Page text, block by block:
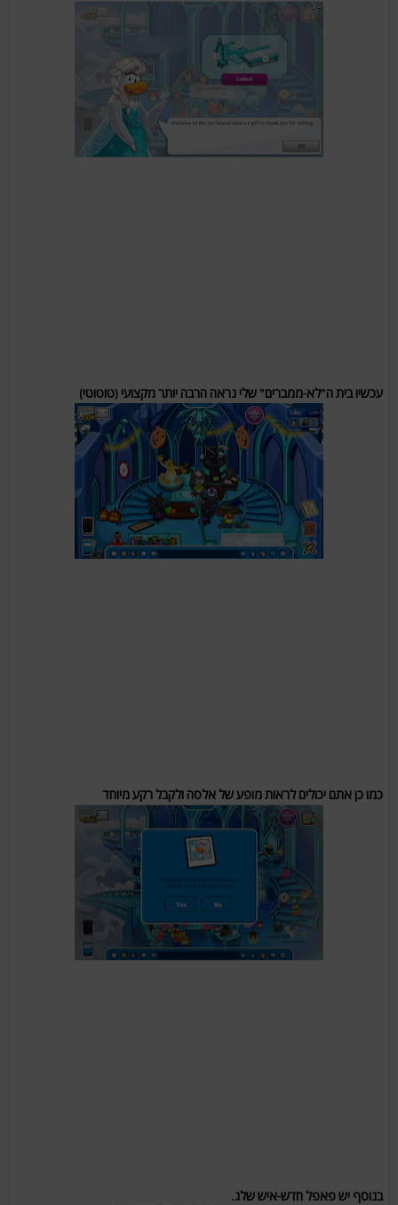
עכשיו בית ה"לא-ממברים" שלי נראה הרבה יותר מקצועי (טוטוטי)
כמו כן אתם יכולים לראות מופע של אלסה ולקבל רקע מיוחד
בנוסף יש פאפל חדש-איש שלג.